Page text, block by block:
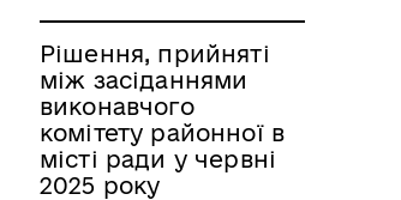
Рішення, прийняті
між засіданнями
виконавчого
комітету районної в
місті ради у червні
2025 року